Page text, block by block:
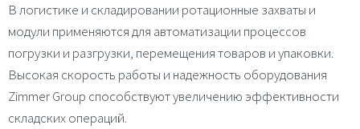
В логистике и складировании ротационные захваты и
модули применяются для автоматизации процессов
погрузки и разгрузки, перемещения товаров и упаковки.
Высокая скорость работы и надежность оборудования
Zimmer Group способствуют увеличению эффективности
складских операций.